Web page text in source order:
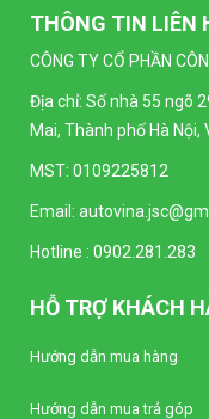
THÔNG TIN LIÊN
CÔNG TY CỔ PHẦN
Địa chỉ: Số nhà 55 ngõ
Mai, Thành phố Hà Nội,
MST: 0109225812
Email:
Hotline : 0902.281.283
HỖ TRỢ KHÁCH
Hướng dẫn mua hàng
Hướng dẫn mua trả góp